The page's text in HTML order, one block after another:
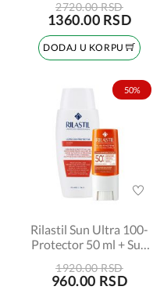
2720.00 RSD
1360.00 RSD
DODAJ U KORPU
50%
Rilastil Sun Ultra 100-
Protector 50 ml + Sun
PROMO
1920.00 RSD
960.00 RSD